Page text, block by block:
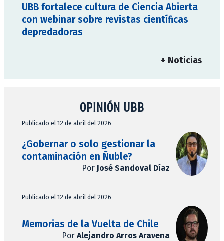
UBB fortalece cultura de Ciencia Abierta
con webinar sobre revistas científicas
depredadoras
+ Noticias
OPINIÓN UBB
Publicado el 12 de abril del 2026
¿Gobernar o solo gestionar la
contaminación en Ñuble?
Por José Sandoval Díaz
Publicado el 12 de abril del 2026
Memorias de la Vuelta de Chile
Por Alejandro Arros Aravena